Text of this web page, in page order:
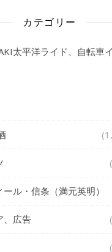
カテゴリー
太平洋ライド、自転車
ル・信条（満元英明）
、広告